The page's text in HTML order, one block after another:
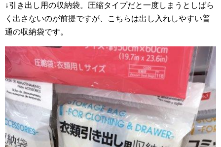
↓引き出し用の収納袋。圧縮タイプだと一度しまうとしばら
く出さないのが前提ですが、こちらは出し入れしやすい普
通の収納袋です。